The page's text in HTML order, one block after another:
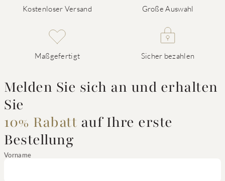
Kostenloser Versand Große Auswahl
Maßgefertigt Sicher bezahlen
Melden Sie sich an und erhalten
Sie
10% Rabatt auf Ihre erste
Bestellung
Vorname